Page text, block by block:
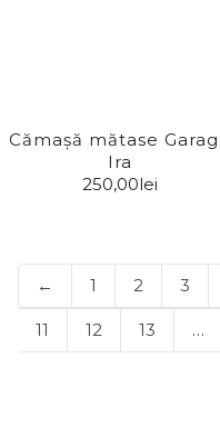
Red Valentino
Sage & Claire
Sandro
Cămașă mătase
Ira
250,00lei
← 1 2 3
11 12 13 …